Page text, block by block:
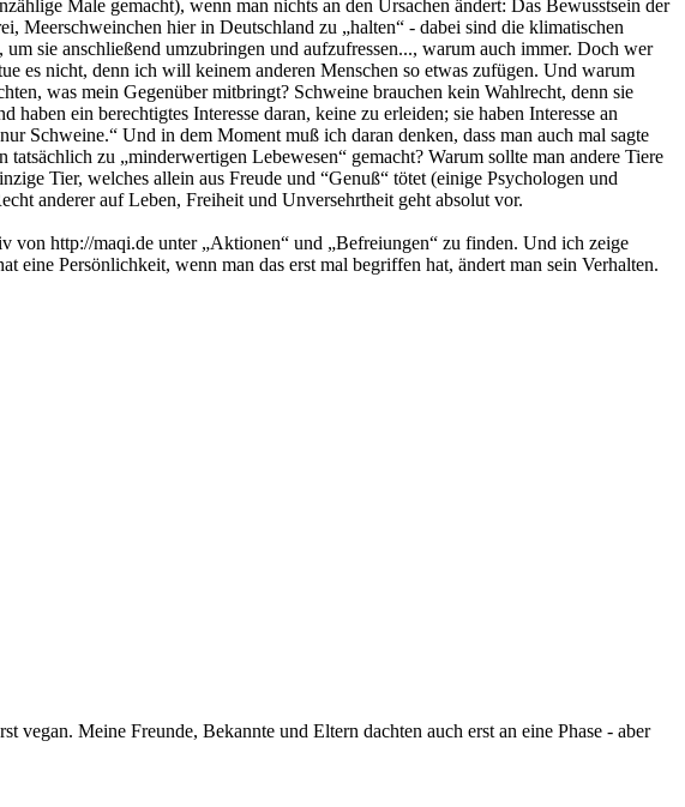
Male gemacht), wenn man nichts an den Ursachen ändert: Das Bewusstsein der
Meerschweinchen hier in Deutschland zu „halten“ - dabei sind die klimatischen
sie anschließend umzubringen und aufzufressen..., warum auch immer. Doch wer
es nicht, denn ich will keinem anderen Menschen so etwas zufügen. Und warum
was mein Gegenüber mitbringt? Schweine brauchen kein Wahlrecht, denn sie
ein berechtigtes Interesse daran, keine zu erleiden; sie haben Interesse an
Schweine.“ Und in dem Moment muß ich daran denken, dass man auch mal sagte
zu „minderwertigen Lebewesen“ gemacht? Warum sollte man andere Tiere
Tier, welches allein aus Freude und “Genuß“ tötet (einige Psychologen und
anderer auf Leben, Freiheit und Unversehrtheit geht absolut vor.
von http://maqi.de unter „Aktionen“ und „Befreiungen“ zu finden. Und ich zeige
eine Persönlichkeit, wenn man das erst mal begriffen hat, ändert man sein Verhalten.
vegan. Meine Freunde, Bekannte und Eltern dachten auch erst an eine Phase - aber